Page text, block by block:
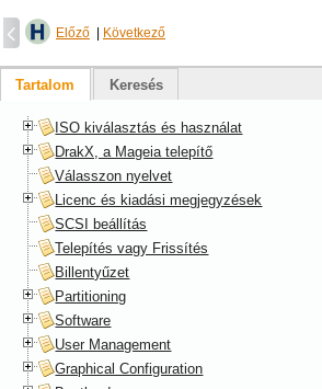
Előző Következő
Tartalom Keresés
ISO kiválasztás és használat
DrakX, a Mageia telepítő
Válasszon nyelvet
Licenc és kiadási megjegyzések
SCSI beállítás
Telepítés vagy Frissítés
Billentyűzet
Partitioning
Software
User Management
Graphical Configuration